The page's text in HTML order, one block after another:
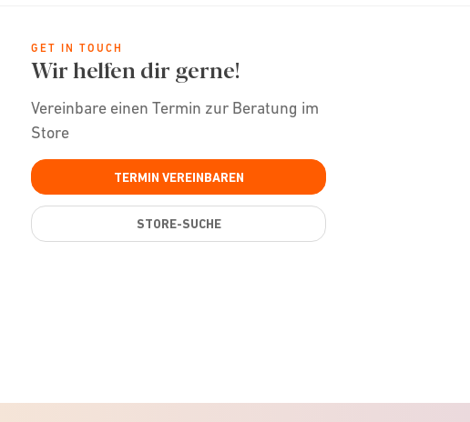
GET IN TOUCH
Wir helfen dir gerne!
Vereinbare einen Termin zur Beratung im
Store
TERMIN VEREINBAREN
STORE-SUCHE